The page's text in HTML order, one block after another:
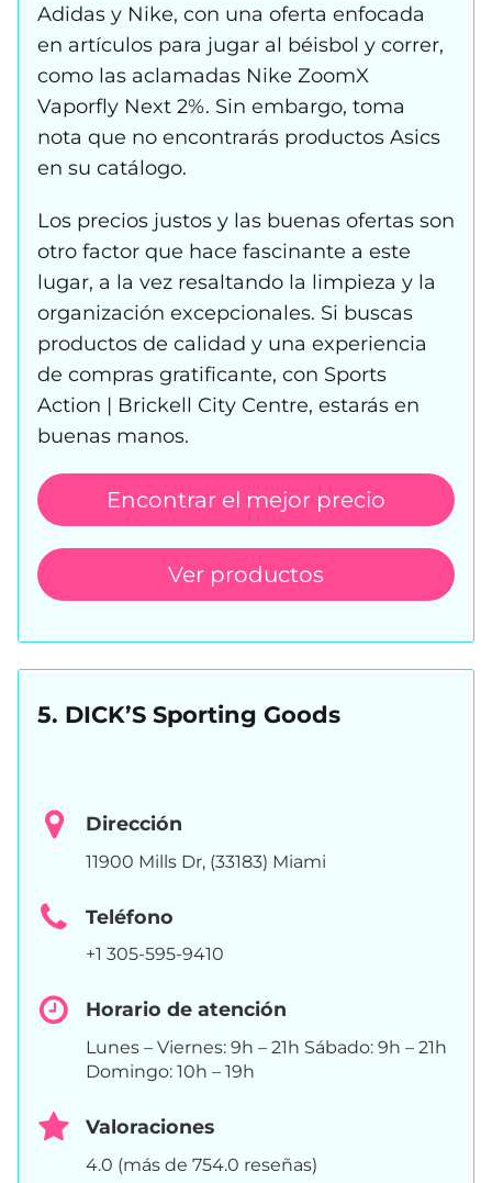
Adidas y Nike, con una oferta enfocada
en artículos para jugar al béisbol y correr,
como las aclamadas Nike ZoomX
Vaporfly Next 2%. Sin embargo, toma
nota que no encontrarás productos Asics
en su catálogo.
Los precios justos y las buenas ofertas son
otro factor que hace fascinante a este
lugar, a la vez resaltando la limpieza y la
organización excepcionales. Si buscas
productos de calidad y una experiencia
de compras gratificante, con Sports
Action | Brickell City Centre, estarás en
buenas manos.
Encontrar el mejor precio
Ver productos
5. DICK’S Sporting Goods
Dirección
11900 Mills Dr, (33183) Miami
Teléfono
+1 305-595-9410
Horario de atención
Lunes – Viernes: 9h – 21h Sábado: 9h – 21h
Domingo: 10h – 19h
Valoraciones
4.0 (más de 754.0 reseñas)